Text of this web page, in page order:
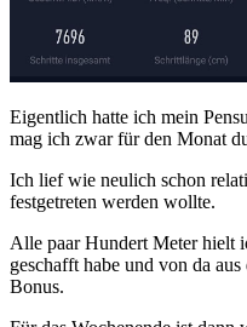
Eigentlich hatte ich mein
mag ich zwar für den Monat
Ich lief wie neulich schon
festgetreten werden wollte.
Alle paar Hundert Meter hielt
geschafft habe und von da
Bonus.